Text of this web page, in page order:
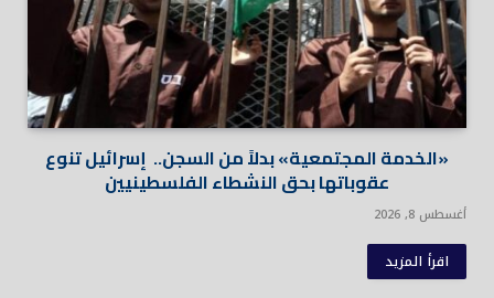
«الخدمة المجتمعية» بدلاً من السجن.. إسرائيل تنوع
عقوباتها بحق النشطاء الفلسطينيين
أغسطس 8, 2026
اقرأ المزيد